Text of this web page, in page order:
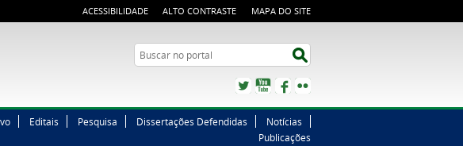
ACESSIBILIDADE ALTO CONTRASTE MAPA DO SITE
Buscar no portal
TwitterYouTubeFacebook
Editais Pesquisa Dissertações Defendidas
Notícias
Publicações